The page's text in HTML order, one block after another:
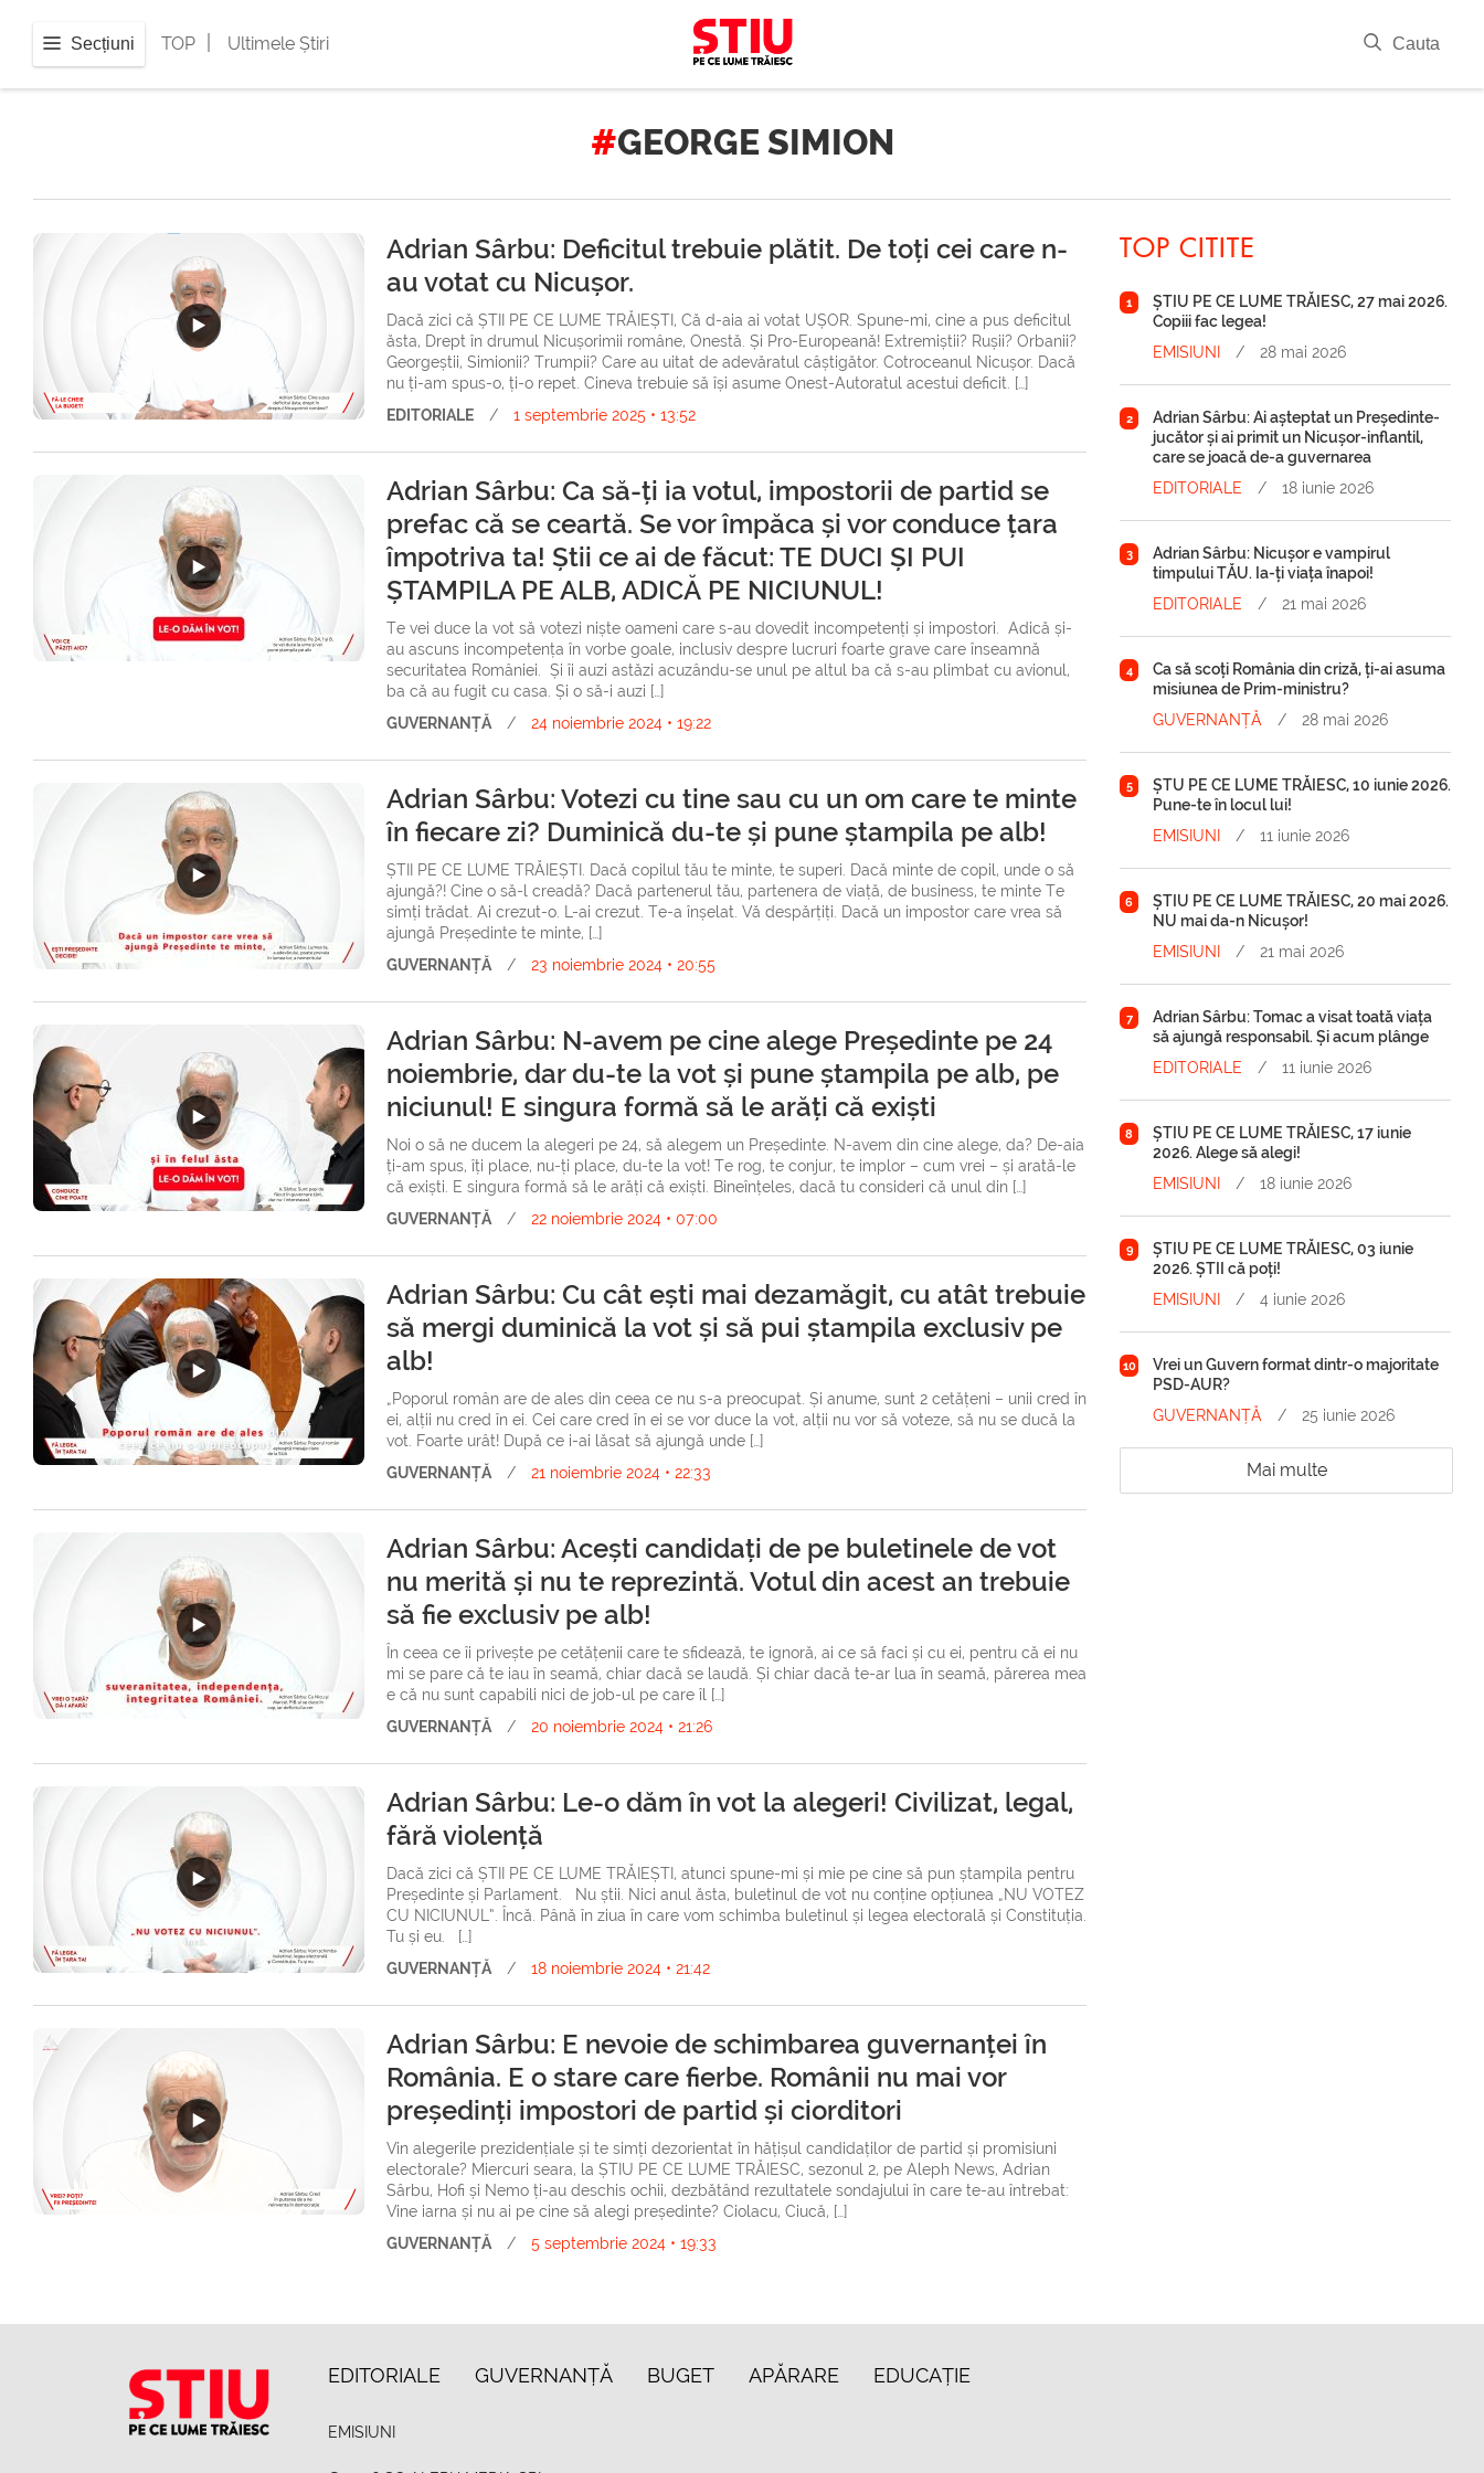
Secțiuni TOP Ultimele Știri Cauta
GEORGE SIMION
Adrian Sârbu: Deficitul trebuie plătit. De toți cei care n-
au votat cu Nicușor.
Dacă zici că ȘTII PE CE LUME TRĂIEȘTI, Că d-aia ai votat UȘOR. Spune-mi, cine a pus deficitul
ăsta, Drept în drumul Nicușorimii române, Onestă. Și Pro-Europeană! Extremiștii? Rușii? Orbanii?
Georgeștii, Simionii? Trumpii? Care au uitat de adevăratul câștigător. Cotroceanul Nicușor. Dacă
nu ți-am spus-o, ți-o repet. Cineva trebuie să își asume Onest-Autoratul acestui deficit. […]
EDITORIALE
/ 1 septembrie 2025 • 13:52
Adrian Sârbu: Ca să-ți ia votul, impostorii de partid se
prefac că se ceartă. Se vor împăca și vor conduce țara
împotriva ta! Știi ce ai de făcut: TE DUCI ȘI PUI
ȘTAMPILA PE ALB, ADICĂ PE NICIUNUL!
Te vei duce la vot să votezi niște oameni care s-au dovedit incompetenți și impostori. Adică și-
au ascuns incompetența în vorbe goale, inclusiv despre lucruri foarte grave care înseamnă
securitatea României. Și îi auzi astăzi acuzându-se unul pe altul ba că s-au plimbat cu avionul,
ba că au fugit cu casa. Și o să-i auzi […]
GUVERNANȚĂ
/ 24 noiembrie 2024 • 19:22
Adrian Sârbu: Votezi cu tine sau cu un om care te minte
în fiecare zi? Duminică du-te și pune ștampila pe alb!
ȘTII PE CE LUME TRĂIEȘTI. Dacă copilul tău te minte, te superi. Dacă minte de copil, unde o să
ajungă?! Cine o să-l creadă? Dacă partenerul tău, partenera de viață, de business, te minte Te
simți trădat. Ai crezut-o. L-ai crezut. Te-a înșelat. Vă despărțiți. Dacă un impostor care vrea să
ajungă Președinte te minte, […]
GUVERNANȚĂ
/ 23 noiembrie 2024 • 20:55
Adrian Sârbu: N-avem pe cine alege Președinte pe 24
noiembrie, dar du-te la vot și pune ștampila pe alb, pe
niciunul! E singura formă să le arăți că exiști
Noi o să ne ducem la alegeri pe 24, să alegem un Președinte. N-avem din cine alege, da? De-aia
ți-am spus, îți place, nu-ți place, du-te la vot! Te rog, te conjur, te implor – cum vrei – și arată-le
că exiști. E singura formă să le arăți că exiști. Bineînțeles, dacă tu consideri că unul din […]
GUVERNANȚĂ
/ 22 noiembrie 2024 • 07:00
Adrian Sârbu: Cu cât ești mai dezamăgit, cu atât trebuie
să mergi duminică la vot și să pui ștampila exclusiv pe
alb!
„Poporul român are de ales din ceea ce nu s-a preocupat. Și anume, sunt 2 cetățeni – unii cred în
ei, alții nu cred în ei. Cei care cred în ei se vor duce la vot, alții nu vor să voteze, să nu se ducă la
vot. Foarte urât! După ce i-ai lăsat să ajungă unde […]
GUVERNANȚĂ
/ 21 noiembrie 2024 • 22:33
Adrian Sârbu: Acești candidați de pe buletinele de vot
nu merită și nu te reprezintă. Votul din acest an trebuie
să fie exclusiv pe alb!
În ceea ce îi privește pe cetățenii care te sfidează, te ignoră, ai ce să faci și cu ei, pentru că ei nu
mi se pare că te iau în seamă, chiar dacă se laudă. Și chiar dacă te-ar lua în seamă, părerea mea
e că nu sunt capabili nici de job-ul pe care îl […]
GUVERNANȚĂ
/ 20 noiembrie 2024 • 21:26
Adrian Sârbu: Le-o dăm în vot la alegeri! Civilizat, legal,
fără violență
Dacă zici că ȘTII PE CE LUME TRĂIEȘTI, atunci spune-mi și mie pe cine să pun ștampila pentru
Președinte și Parlament. Nu știi. Nici anul ăsta, buletinul de vot nu conține opțiunea „NU VOTEZ
CU NICIUNUL”. Încă. Până în ziua în care vom schimba buletinul și legea electorală și Constituția.
Tu și eu. […]
GUVERNANȚĂ
/ 18 noiembrie 2024 • 21:42
Adrian Sârbu: E nevoie de schimbarea guvernanței în
România. E o stare care fierbe. Românii nu mai vor
președinți impostori de partid și ciorditori
Vin alegerile prezidențiale și te simți dezorientat în hățișul candidaților de partid și promisiuni
electorale? Miercuri seara, la ȘTIU PE CE LUME TRĂIESC, sezonul 2, pe Aleph News, Adrian
Sârbu, Hofi și Nemo ți-au deschis ochii, dezbătând rezultatele sondajului în care te-au întrebat:
Vine iarna și nu ai pe cine să alegi președinte? Ciolacu, Ciucă, […]
GUVERNANȚĂ
/ 5 septembrie 2024 • 19:33
TOP CITITE
1
ȘTIU PE CE LUME TRĂIESC, 27 mai 2026.
Copiii fac legea!
EMISIUNI
/ 28 mai 2026
2
Adrian Sârbu: Ai așteptat un Președinte-
jucător și ai primit un Nicușor-inflantil,
care se joacă de-a guvernarea
EDITORIALE
/ 18 iunie 2026
3
Adrian Sârbu: Nicușor e vampirul
timpului TĂU. Ia-ți viața înapoi!
EDITORIALE
/ 21 mai 2026
4
Ca să scoți România din criză, ți-ai asuma
misiunea de Prim-ministru?
GUVERNANȚĂ
/ 28 mai 2026
5
ȘTU PE CE LUME TRĂIESC, 10 iunie 2026.
Pune-te în locul lui!
EMISIUNI
/ 11 iunie 2026
6
ȘTIU PE CE LUME TRĂIESC, 20 mai 2026.
NU mai da-n Nicușor!
EMISIUNI
/ 21 mai 2026
7
Adrian Sârbu: Tomac a visat toată viața
să ajungă responsabil. Și acum plânge
EDITORIALE
/ 11 iunie 2026
8
ȘTIU PE CE LUME TRĂIESC, 17 iunie
2026. Alege să alegi!
EMISIUNI
/ 18 iunie 2026
9
ȘTIU PE CE LUME TRĂIESC, 03 iunie
2026. ȘTII că poți!
EMISIUNI
/ 4 iunie 2026
10
Vrei un Guvern format dintr-o majoritate
PSD-AUR?
GUVERNANȚĂ
/ 25 iunie 2026
Mai multe
EDITORIALE GUVERNANȚĂ BUGET APĂRARE EDUCAȚIE
EMISIUNI